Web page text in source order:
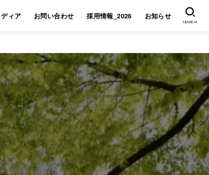
ィア お問い合わせ 採用情報_2026 お知らせ
SEARCH